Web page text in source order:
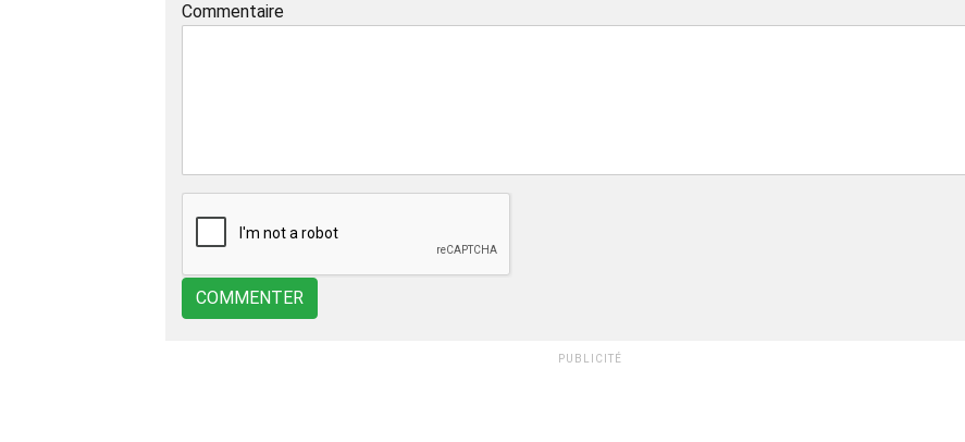
Commentaire
COMMENTER
PUBLICITÉ